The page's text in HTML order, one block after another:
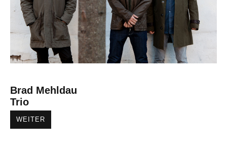
Brad Mehldau
Trio
WEITER